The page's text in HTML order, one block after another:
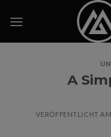
A
VERÖFFENTLICHT AM